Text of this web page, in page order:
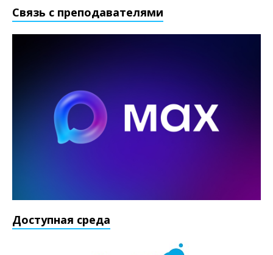
Связь с преподавателями
Доступная среда